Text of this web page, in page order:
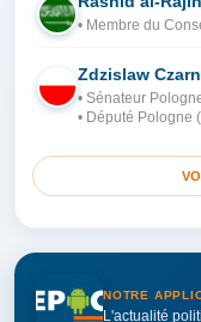
AR
• Membre du
PO
Zdzislaw
• Sénateur
• Député Pologne
NOTRE
L'actualité